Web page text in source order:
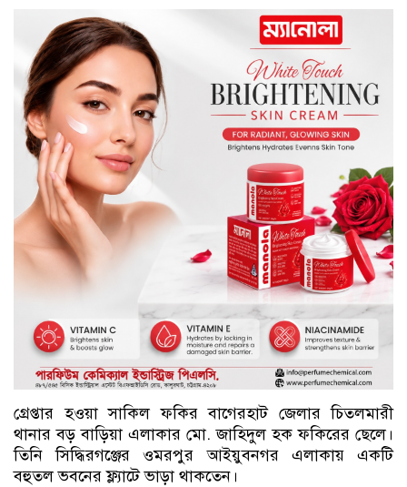
গ্রেপ্তার হওয়া সাকিল ফকির বাগেরহাট জেলার চিতলমারী
থানার বড় বাড়িয়া এলাকার মো. জাহিদুল হক ফকিরের ছেলে।
তিনি সিদ্ধিরগঞ্জের ওমরপুর আইয়ুবনগর এলাকায় একটি
বহুতল ভবনের ফ্ল্যাটে ভাড়া থাকতেন।